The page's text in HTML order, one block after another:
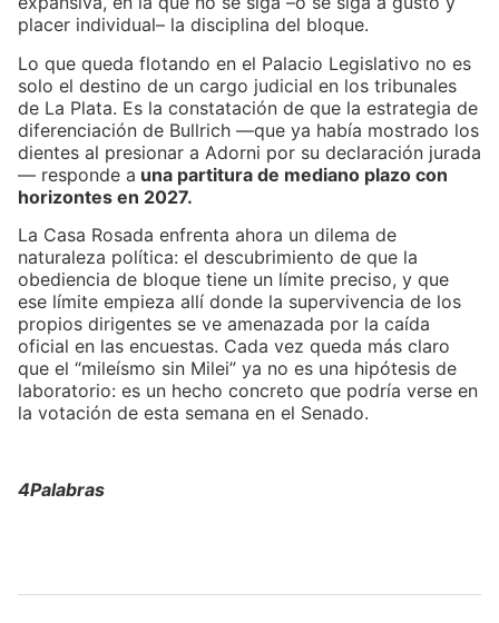
placer individual– la disciplina del bloque.
Lo que queda flotando en el Palacio Legislativo no es
solo el destino de un cargo judicial en los tribunales
de La Plata. Es la constatación de que la estrategia de
diferenciación de Bullrich —que ya había mostrado los
dientes al presionar a Adorni por su declaración jurada
— responde a una partitura de mediano plazo con
horizontes en 2027.
La Casa Rosada enfrenta ahora un dilema de
naturaleza política: el descubrimiento de que la
obediencia de bloque tiene un límite preciso, y que
ese límite empieza allí donde la supervivencia de los
propios dirigentes se ve amenazada por la caída
oficial en las encuestas. Cada vez queda más claro
que el “mileísmo sin Milei” ya no es una hipótesis de
laboratorio: es un hecho concreto que podría verse en
la votación de esta semana en el Senado.
4Palabras